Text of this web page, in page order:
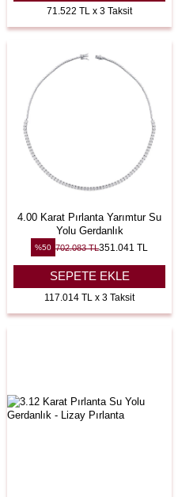
71.522 TL x 3 Taksit
4.00 Karat Pırlanta Yarımtur Su
Yolu Gerdanlık
%50 702.083TL351.041 TL
SEPETE EKLE
117.014 TL x 3 Taksit